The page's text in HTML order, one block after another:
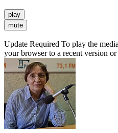
play
mute
Update Required To play the
your browser to a recent version